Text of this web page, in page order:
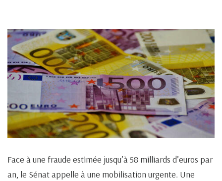
Face à une fraude estimée jusqu’à 58 milliards d’euros par
an, le Sénat appelle à une mobilisation urgente. Une